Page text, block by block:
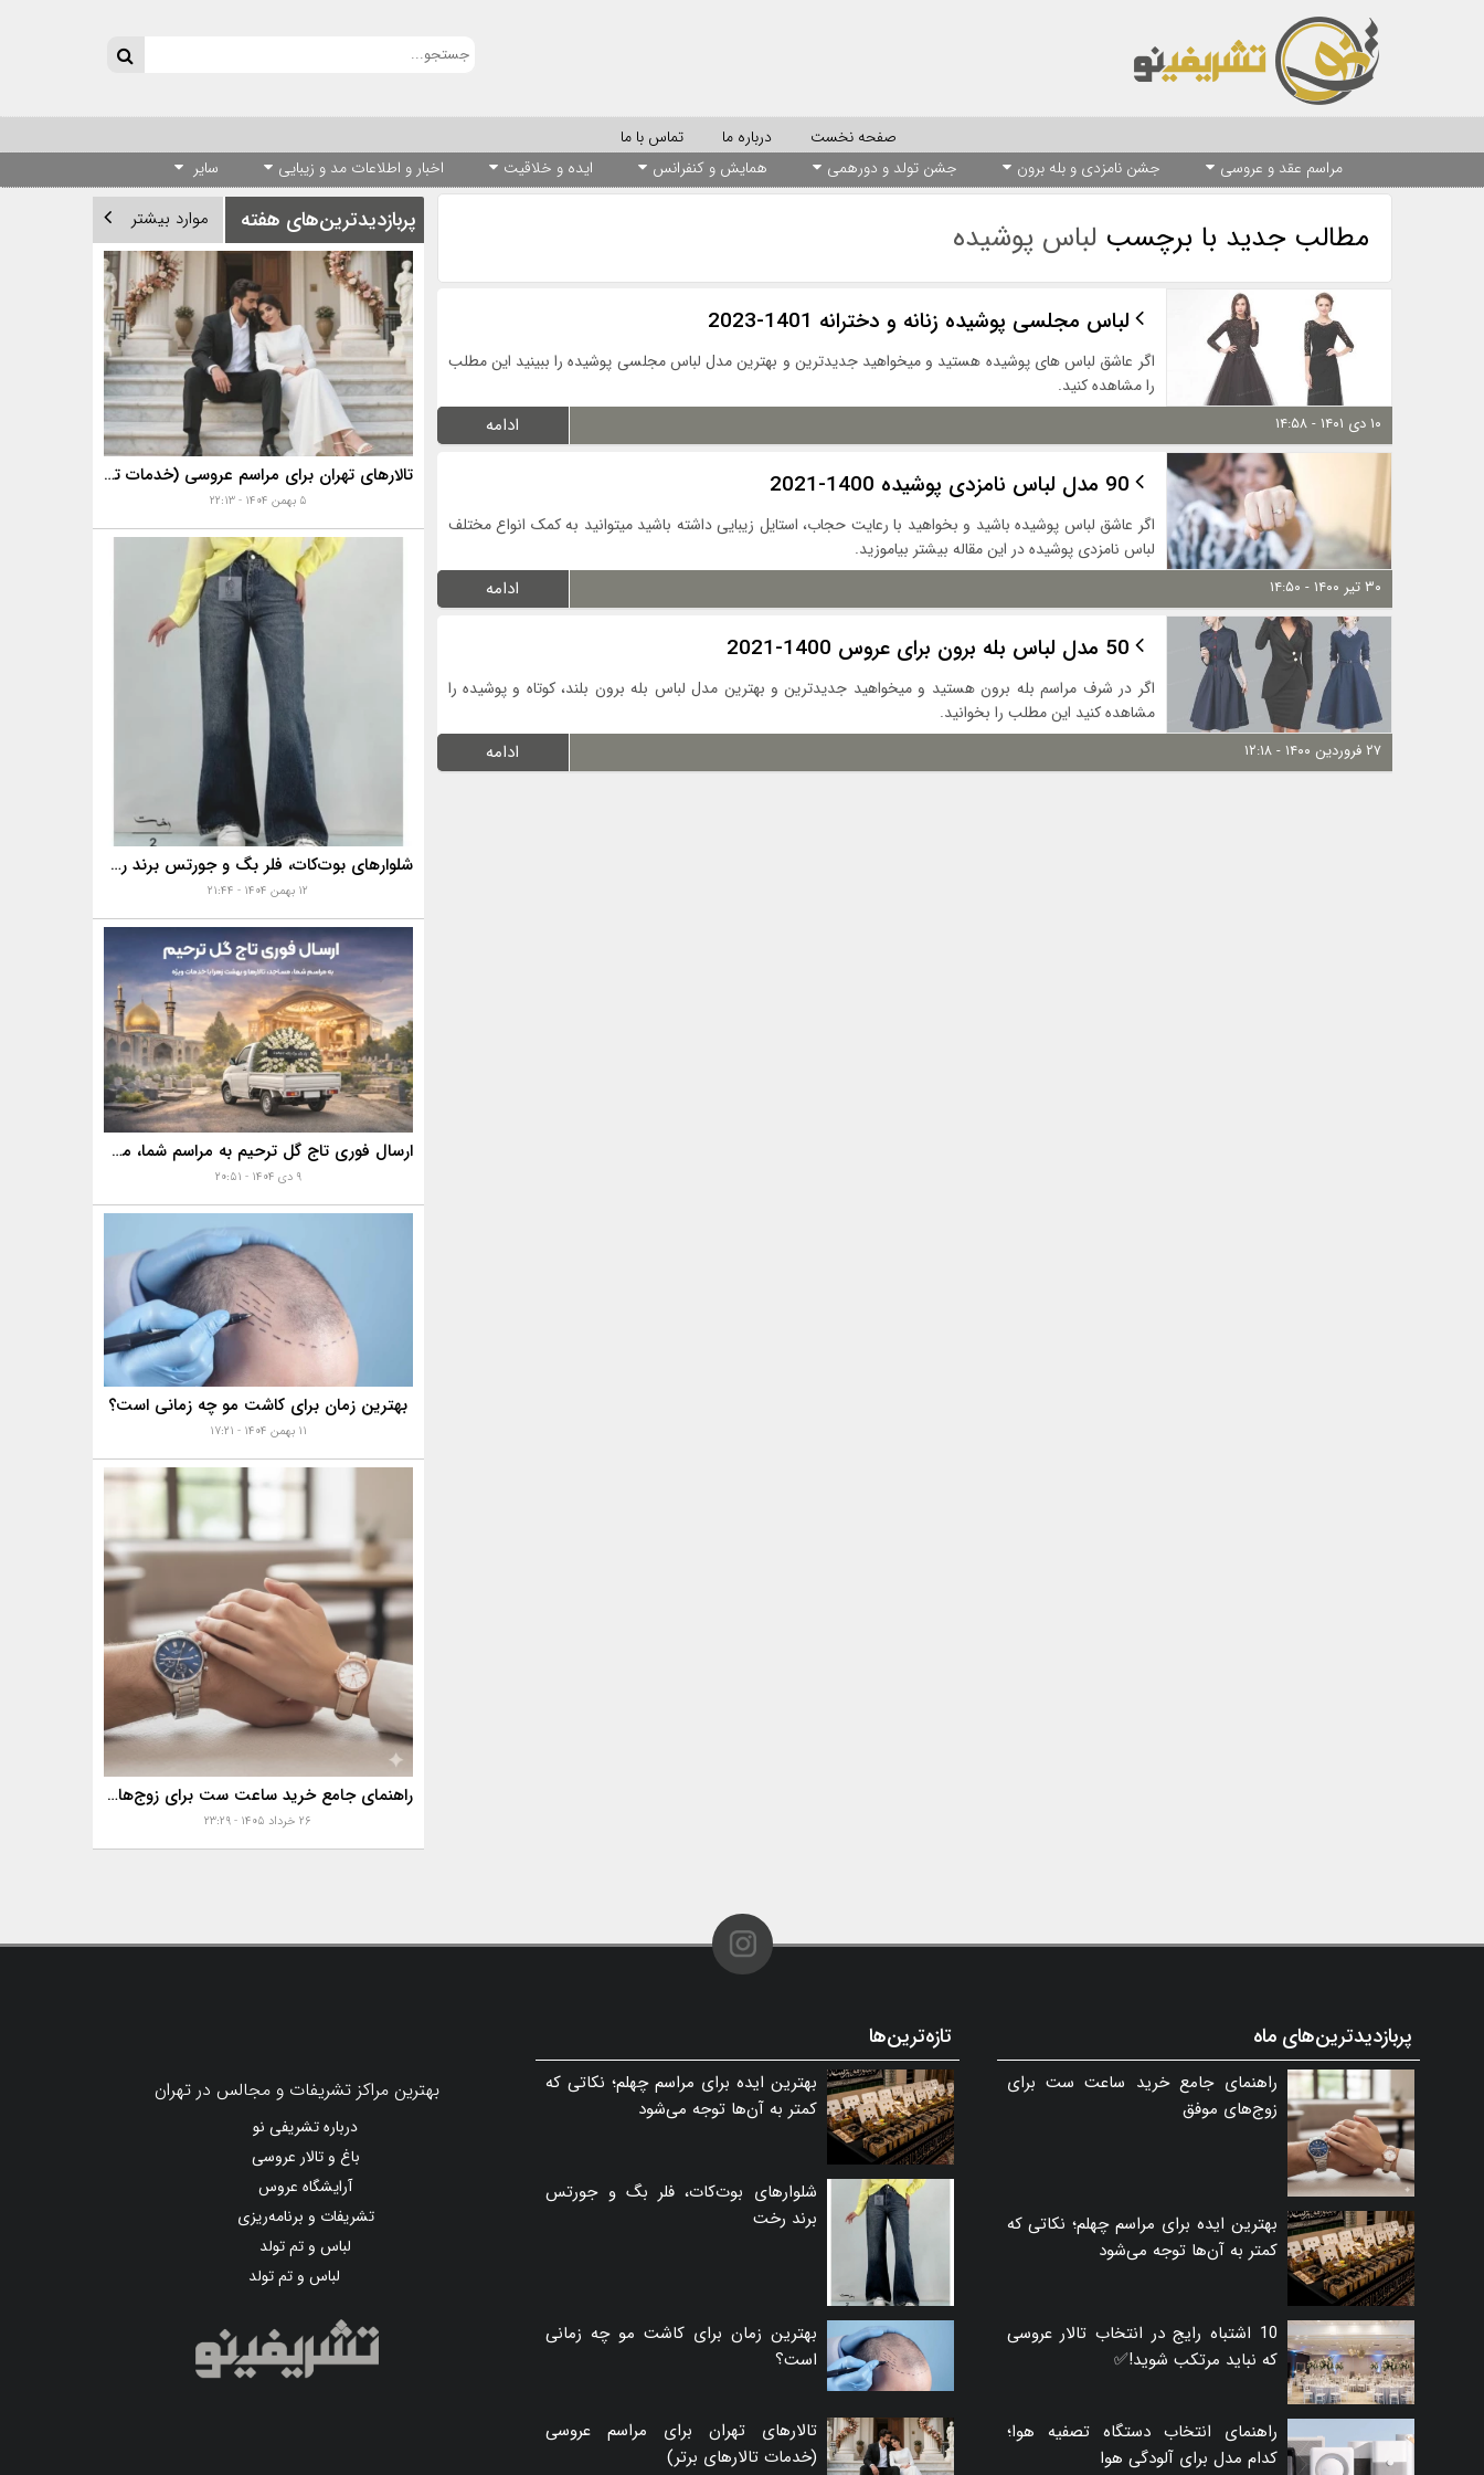
صفحه نخست درباره ما
تماس با ما
مراسم عقد و عروسی
جشن نامزدی و بله برون جشن تولد و دورهمی همایش و کنفرانس ایده و خلاقیت اخبار و اطلاعات مد و زیبایی سایر
مطالب جدید با برچسب لباس پوشیده
لباس مجلسی پوشیده زنانه و دخترانه 1401-2023
اگر عاشق لباس های پوشیده هستید و میخواهید جدیدترین و بهترین مدل لباس مجلسی پوشیده را ببینید این مطلب
را مشاهده کنید.
۱۰ دی ۱۴۰۱ - ۱۴:۵۸ ادامه
90 مدل لباس نامزدی پوشیده 1400-2021
اگر عاشق لباس پوشیده باشید و بخواهید با رعایت حجاب، استایل زیبایی داشته باشید میتوانید به کمک انواع مختلف
لباس نامزدی پوشیده در این مقاله بیشتر بیاموزید.
۳۰ تیر ۱۴۰۰ - ۱۴:۵۰ ادامه
50 مدل لباس بله برون برای عروس 1400-2021
اگر در شرف مراسم بله برون هستید و میخواهید جدیدترین و بهترین مدل لباس بله برون بلند، کوتاه و پوشیده را
مشاهده کنید این مطلب را بخوانید.
۲۷ فروردین ۱۴۰۰ - ۱۲:۱۸ ادامه
پربازدیدترین‌های هفته موارد بیشتر
تالارهای تهران برای مراسم عروسی (خدمات تالارهای برتر)
۵ بهمن ۱۴۰۴ - ۲۲:۱۳
شلوارهای بوت‌کات، فلر بگ و جورتس برند رخت
۱۲ بهمن ۱۴۰۴ - ۲۱:۴۴
ارسال فوری تاج گل ترحیم به مراسم شما، مساجد، تالارها و بهشت زهرا با خدمات ویژه
۹ دی ۱۴۰۴ - ۲۰:۵۱
بهترین زمان برای کاشت مو چه زمانی است؟
۱۱ بهمن ۱۴۰۴ - ۱۷:۲۱
راهنمای جامع خرید ساعت ست برای زوج‌های موفق
۲۶ خرداد ۱۴۰۵ - ۲۳:۲۹
پربازدیدترین‌های ماه
راهنمای جامع خرید ساعت ست برای
زوج‌های موفق
بهترین ایده برای مراسم چهلم؛ نکاتی که
کمتر به آن‌ها توجه می‌شود
10 اشتباه رایج در انتخاب تالار عروسی
که نباید مرتکب شوید!✅
راهنمای انتخاب دستگاه تصفیه هوا؛
کدام مدل برای آلودگی هوا
تازه‌ترین‌ها
بهترین ایده برای مراسم چهلم؛ نکاتی که
کمتر به آن‌ها توجه می‌شود
شلوارهای بوت‌کات، فلر بگ و جورتس
برند رخت
بهترین زمان برای کاشت مو چه زمانی
است؟
تالارهای تهران برای مراسم عروسی
(خدمات تالارهای برتر)
بهترین مراکز تشریفات و مجالس در تهران
درباره تشریفی نو
باغ و تالار عروسی
آرایشگاه عروس
تشریفات و برنامه‌ریزی
لباس و تم تولد
لباس و تم تولد